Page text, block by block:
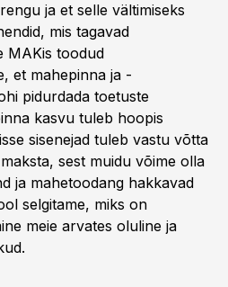
ja et selle vältimiseks
mis tagavad
MAKis toodud
et mahepinna ja -
pidurdada toetuste
kasvu tuleb hoopis
sisenejad tuleb vastu võtta
sest muidu võime olla
ja mahetoodang hakkavad
selgitame, miks on
meie arvates oluline ja